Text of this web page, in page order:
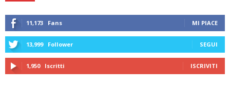
11,173 Fans MI PIACE
13,999 Follower SEGUI
1,950 Iscritti ISCRIVITI